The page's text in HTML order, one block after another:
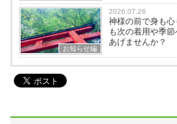
お知らせ編
2026.07.26
神様の前で身も
も次の着用や季
あげませんか？